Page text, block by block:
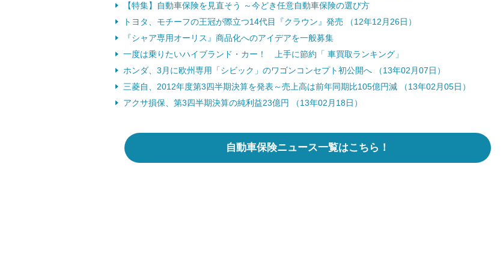
【特集】自動車保険を見直そう ～今どき任意自動車保険の選び方
トヨタ、モチーフの王冠が際立つ14代目『クラウン』発売 （12年12月26日）
『シャア専用オーリス』商品化へのアイデアを一般募集
一度は乗りたいハイブランド・カー！ 上手に節約「 車買取ランキング」
ホンダ、3月に欧州専用「シビック」のワゴンコンセプト初公開へ （13年02月07日）
三菱自、2012年度第3四半期決算を発表～売上高は前年同期比105億円減 （13年02月05日）
アクサ損保、第3四半期決算の純利益23億円 （13年02月18日）
自動車保険ニュース一覧はこちら！